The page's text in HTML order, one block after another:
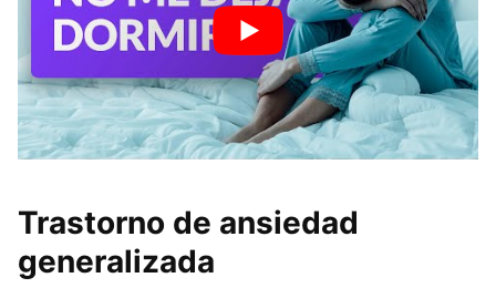
Trastorno de ansiedad
generalizada